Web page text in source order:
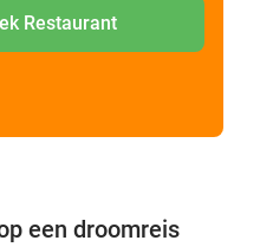
Restaurant
favorite_border
een droomreis